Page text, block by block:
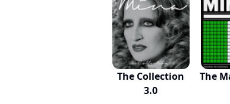
The Collection
3.0
The